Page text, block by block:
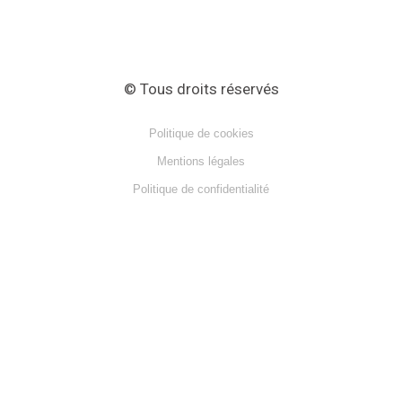
© Tous droits réservés
Politique de cookies
Mentions légales
Politique de confidentialité